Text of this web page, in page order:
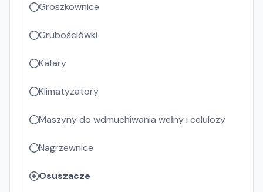
Groszkownice
Grubościówki
Kafary
Klimatyzatory
Maszyny do wdmuchiwania wełny i celulozy
Nagrzewnice
Osuszacze